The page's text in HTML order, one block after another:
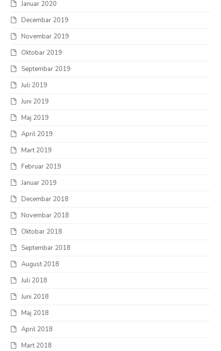
Januar 2020
Decembar 2019
Novembar 2019
Oktobar 2019
Septembar 2019
Juli 2019
Juni 2019
Maj 2019
April 2019
Mart 2019
Februar 2019
Januar 2019
Decembar 2018
Novembar 2018
Oktobar 2018
Septembar 2018
August 2018
Juli 2018
Juni 2018
Maj 2018
April 2018
Mart 2018